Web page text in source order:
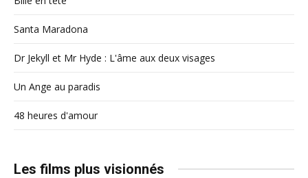
Santa Maradona
Dr Jekyll et Mr Hyde : L'âme aux deux visages
Un Ange au paradis
48 heures d'amour
Les films plus visionnés